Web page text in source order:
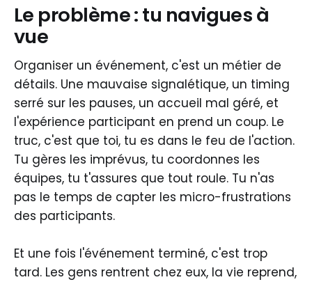
Le problème : tu navigues à
vue
Organiser un événement, c'est un métier de
détails. Une mauvaise signalétique, un timing
serré sur les pauses, un accueil mal géré, et
l'expérience participant en prend un coup. Le
truc, c'est que toi, tu es dans le feu de l'action.
Tu gères les imprévus, tu coordonnes les
équipes, tu t'assures que tout roule. Tu n'as
pas le temps de capter les micro-frustrations
des participants.
Et une fois l'événement terminé, c'est trop
tard. Les gens rentrent chez eux, la vie reprend,